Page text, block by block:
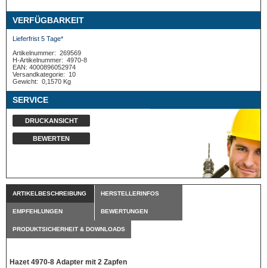
VERFÜGBARKEIT
Lieferfrist 5 Tage*
Artikelnummer: 269569
H-Artikelnummer: 4970-8
EAN: 4000896052974
Versandkategorie:
10
Gewicht: 0,1570 Kg
SERVICE
DRUCKANSICHT
BEWERTEN
ARTIKELBESCHREIBUNG HERSTELLERINFOS
EMPFEHLUNGEN BEWERTUNGEN
PRODUKTSICHERHEIT & DOWNLOADS
Hazet 4970-8 Adapter mit 2 Zapfen